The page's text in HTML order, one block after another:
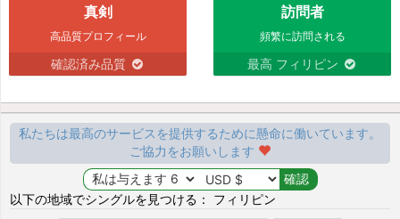
真剣
高品質プロフィール
確認済み品質
訪問者
頻繁に訪問される
最高 フィリピン
私たちは最高のサービスを提供するために懸命に働いています。
ご協力をお願いします
以下の地域でシングルを見つける： フィリピン